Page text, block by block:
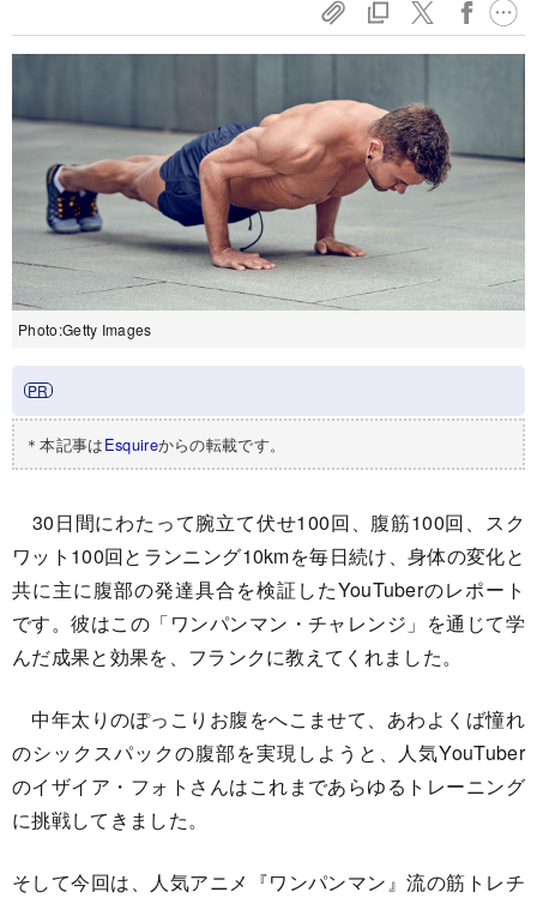
Photo:Getty Images
＊本記事はEsquireからの転載です。
30日間にわたって腕立て伏せ100回、腹筋100回、スク
ワット100回とランニング10kmを毎日続け、身体の変化と
共に主に腹部の発達具合を検証したYouTuberのレポート
です。彼はこの「ワンパンマン・チャレンジ」を通じて学
んだ成果と効果を、フランクに教えてくれました。
中年太りのぽっこりお腹をへこませて、あわよくば憧れ
のシックスパックの腹部を実現しようと、人気YouTuber
のイザイア・フォトさんはこれまであらゆるトレーニング
に挑戦してきました。
そして今回は、人気アニメ『ワンパンマン』流の筋トレチ